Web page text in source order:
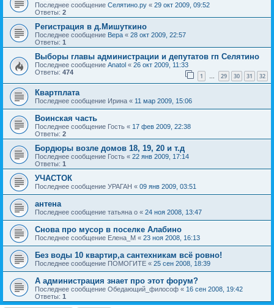
Последнее сообщение Селятино.ру « 29 окт 2009, 09:52
Ответы: 2
Регистрация в д.Мишуткино
Последнее сообщение Вера « 28 окт 2009, 22:57
Ответы: 1
Выборы главы администрации и депутатов гп Селятино
Последнее сообщение Anatol « 26 окт 2009, 11:33
Ответы: 474 1 … 29 30 31 32
Квартплата
Последнее сообщение Ирина « 11 мар 2009, 15:06
Воинская часть
Последнее сообщение Гость « 17 фев 2009, 22:38
Ответы: 2
Бордюры возле домов 18, 19, 20 и т.д
Последнее сообщение Гость « 22 янв 2009, 17:14
Ответы: 1
УЧАСТОК
Последнее сообщение УРАГАН « 09 янв 2009, 03:51
антена
Последнее сообщение татьяна о « 24 ноя 2008, 13:47
Снова про мусор в поселке Алабино
Последнее сообщение Елена_М « 23 ноя 2008, 16:13
Без воды 10 квартир,а сантехникам всё ровно!
Последнее сообщение ПОМОГИТЕ « 25 сен 2008, 18:39
А администрация знает про этот форум?
Последнее сообщение Обедающий_философ « 16 сен 2008, 19:42
Ответы: 1